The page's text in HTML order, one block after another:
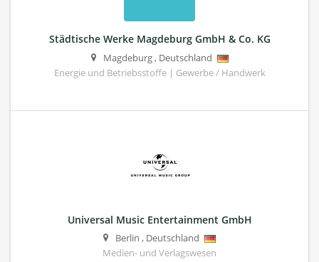
Städtische Werke Magdeburg GmbH & Co. KG
Magdeburg, Deutschland
Energie und Betriebsstoffe | Gewerbe / Handwerk
Universal Music Entertainment GmbH
Berlin , Deutschland
Medien- und Verlagswesen